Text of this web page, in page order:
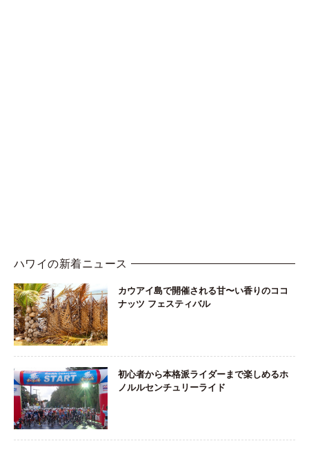
ハワイの新着ニュース
カウアイ島で開催される甘〜い香りのココ
ナッツ フェスティバル
初心者から本格派ライダーまで楽しめるホ
ノルルセンチュリーライド